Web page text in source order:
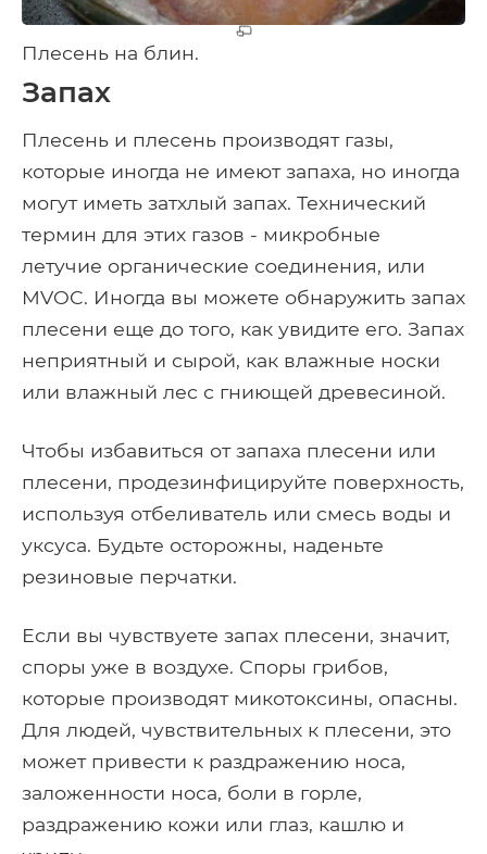
Плесень на блин.
Запах
Плесень и плесень производят газы,
которые иногда не имеют запаха, но иногда
могут иметь затхлый запах. Технический
термин для этих газов - микробные
летучие органические соединения, или
MVOC. Иногда вы можете обнаружить запах
плесени еще до того, как увидите его. Запах
неприятный и сырой, как влажные носки
или влажный лес с гниющей древесиной.
Чтобы избавиться от запаха плесени или
плесени, продезинфицируйте поверхность,
используя отбеливатель или смесь воды и
уксуса. Будьте осторожны, наденьте
резиновые перчатки.
Если вы чувствуете запах плесени, значит,
споры уже в воздухе. Споры грибов,
которые производят микотоксины, опасны.
Для людей, чувствительных к плесени, это
может привести к раздражению носа,
заложенности носа, боли в горле,
раздражению кожи или глаз, кашлю и